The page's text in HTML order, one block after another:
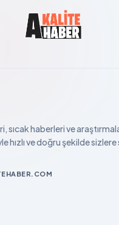
sıcak haberleri ve
hızlı ve doğru şekilde